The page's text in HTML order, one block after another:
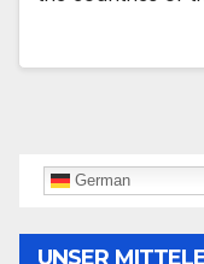
German
UNSER